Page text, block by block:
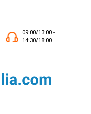
09:00/13:00 -
14:30/18:00